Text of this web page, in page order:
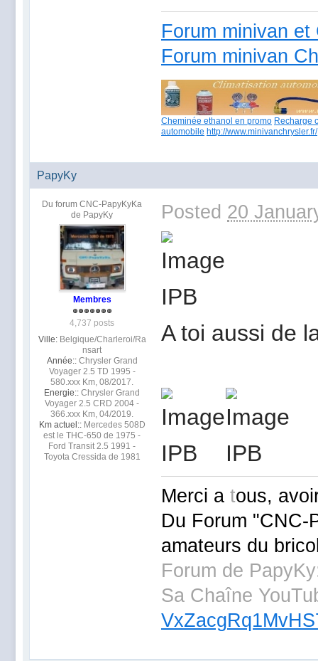
Forum minivan
Forum minivan
Cheminée ethanol en promo Recharge
automobile http://www.minivanchrysler.fr/
PapyKy
Du forum CNC-PapyKyKa
de PapyKy
Membres
4,737 posts
Ville: Belgique/Charleroi/Ra
nsart
Année:: Chrysler Grand
Voyager 2.5 TD 1995 -
580.xxx Km, 08/2017.
Energie:: Chrysler Grand
Voyager 2.5 CRD 2004 -
366.xxx Km, 04/2019.
Km actuel:: Mercedes 508D
est le THC-650 de 1975 -
Ford Transit 2.5 1991 -
Toyota Cressida de 1981
Posted 20
A toi aussi de
Merci a tous,
Du Forum
amateurs du
Forum de
Sa Chaîne